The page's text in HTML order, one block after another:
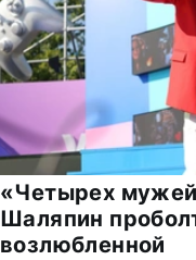
«Четырех
Шаляпин
возлюбленной